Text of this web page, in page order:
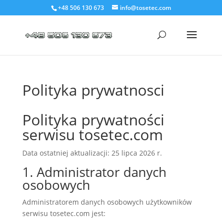
+48 506 130 673 info@tosetec.com
Polityka prywatnosci
Polityka prywatności
serwisu tosetec.com
Data ostatniej aktualizacji: 25 lipca 2026 r.
1. Administrator danych
osobowych
Administratorem danych osobowych użytkowników
serwisu tosetec.com jest: